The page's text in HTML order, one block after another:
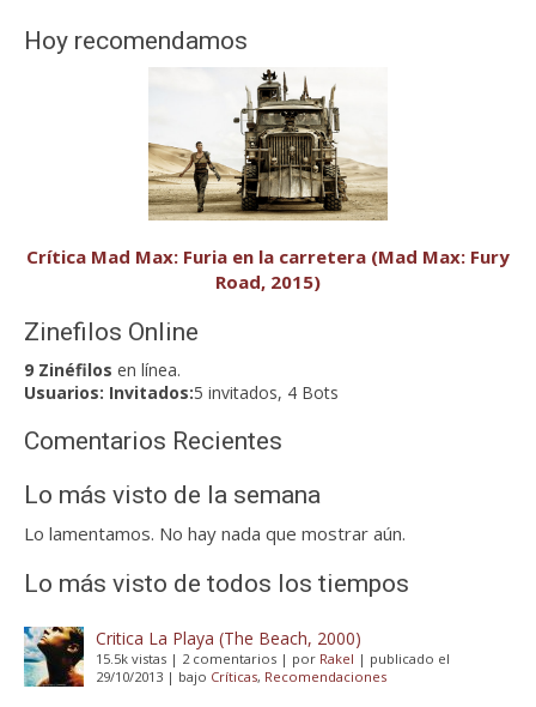
Hoy recomendamos
Crítica Mad Max: Furia en la carretera (Mad Max: Fury
Road, 2015)
Zinefilos Online
9 Zinéfilos en línea.
Usuarios: Invitados:5 invitados, 4 Bots
Comentarios Recientes
Lo más visto de la semana
Lo lamentamos. No hay nada que mostrar aún.
Lo más visto de todos los tiempos
Critica La Playa (The Beach, 2000)
15.5k vistas | 2 comentarios | por Rakel | publicado el
29/10/2013 | bajo Críticas, Recomendaciones